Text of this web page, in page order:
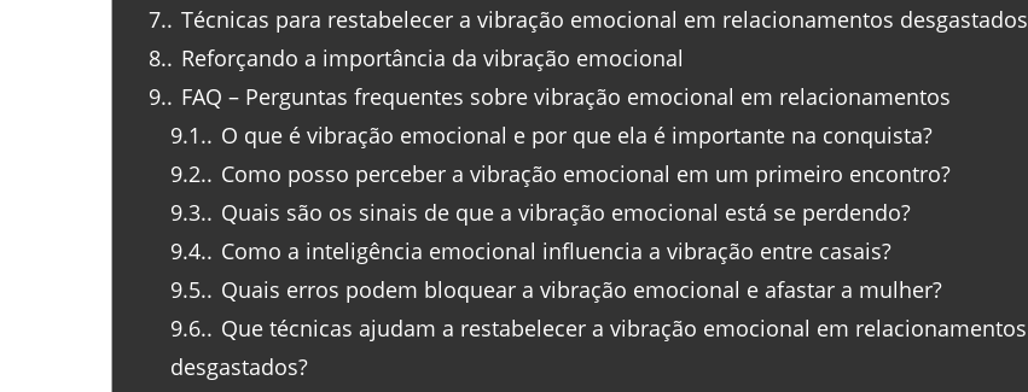
7. Técnicas para restabelecer a vibração emocional em relacionamentos desgastados
8. Reforçando a importância da vibração emocional
9. FAQ – Perguntas frequentes sobre vibração emocional em relacionamentos
9.1. O que é vibração emocional e por que ela é importante na conquista?
9.2. Como posso perceber a vibração emocional em um primeiro encontro?
9.3. Quais são os sinais de que a vibração emocional está se perdendo?
9.4. Como a inteligência emocional influencia a vibração entre casais?
9.5. Quais erros podem bloquear a vibração emocional e afastar a mulher?
9.6. Que técnicas ajudam a restabelecer a vibração emocional em relacionamentos
desgastados?